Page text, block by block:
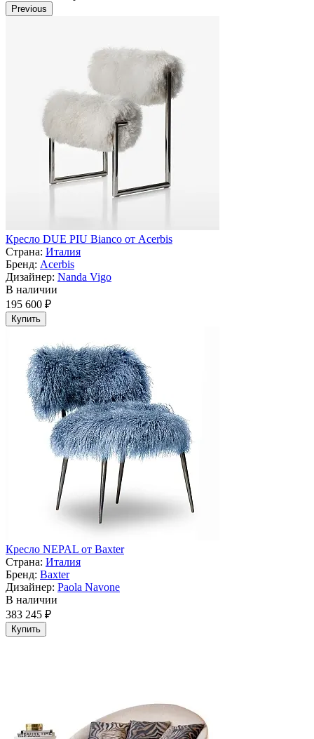
Previous
Кресло DUE PIU Bianco от Acerbis
Страна: Италия
Бренд: Acerbis
Дизайнер: Nanda Vigo
В наличии
195 600 ₽
Купить
Кресло NEPAL от Baxter
Страна: Италия
Бренд: Baxter
Дизайнер: Paola Navone
В наличии
383 245 ₽
Купить